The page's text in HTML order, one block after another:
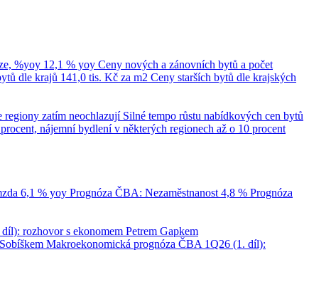
%yoy 12,1 % yoy Ceny nových a zánovních bytů a počet
dle krajů 141,0 tis. Kč za m2 Ceny starších bytů dle krajských
regiony zatím neochlazují Silné tempo růstu nabídkových cen bytů
nájemní bydlení v některých regionech až o 10 procent
6,1 % yoy Prognóza ČBA: Nezaměstnanost 4,8 % Prognóza
rozhovor s ekonomem Petrem Gapkem
Makroekonomická prognóza ČBA 1Q26 (1. díl):